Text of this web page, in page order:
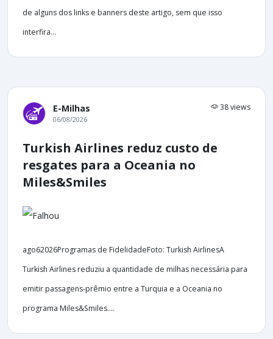
de alguns dos links e banners deste artigo, sem que isso
interfira...
E-Milhas 38 views
06/08/2026
Turkish Airlines reduz custo de
resgates para a Oceania no
Miles&Smiles
ago62026Programas de FidelidadeFoto: Turkish AirlinesA
Turkish Airlines reduziu a quantidade de milhas necessária para
emitir passagens-prêmio entre a Turquia e a Oceania no
programa Miles&Smiles....